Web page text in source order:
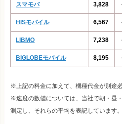
スマモバ 3,828
HISモバイル 6,567
LIBMO 7,238
BIGLOBEモバイル 8,195
※上記の料金に加えて、機種代金が別途
※速度の数値については、当社で朝・昼
測定し、それらの平均を表記しています。